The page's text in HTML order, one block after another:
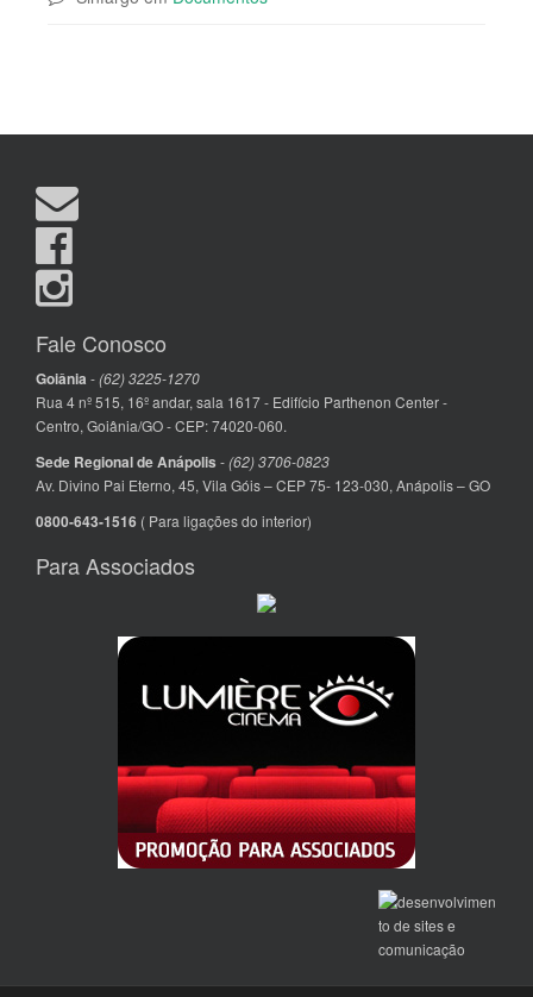
Fale Conosco
Goiânia -(62) 3225-1270
Rua 4 nº 515, 16º andar, sala 1617 - Edifício Parthenon Center -
Centro, Goiânia/GO - CEP: 74020-060.
Sede Regional de Anápolis -(62) 3706-0823
Av. Divino Pai Eterno, 45, Vila Góis – CEP 75- 123-030, Anápolis – GO
0800-643-1516 ( Para ligações do interior)
Para Associados